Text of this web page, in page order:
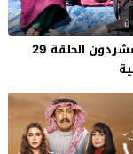
مسلسل المشردون الحلقة 29